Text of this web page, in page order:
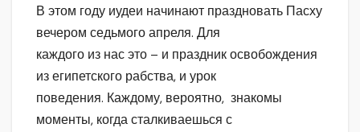
В этом году иудеи начинают праздновать Пасху
вечером седьмого апреля. Для
каждого из нас это – и праздник освобождения
из египетского рабства, и урок
поведения. Каждому, вероятно, знакомы
моменты, когда сталкиваешься с